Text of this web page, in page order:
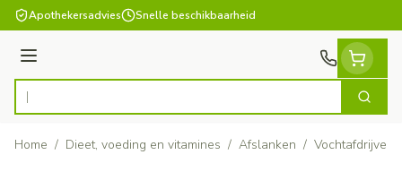
Ga naar de inhoud
Apothekersadvies Snelle beschikbaarheid
Menu
Product, merk, categorie... Zoek
Home / Dieet, voeding en vitamines / Afslanken / Vochtafdrijvers